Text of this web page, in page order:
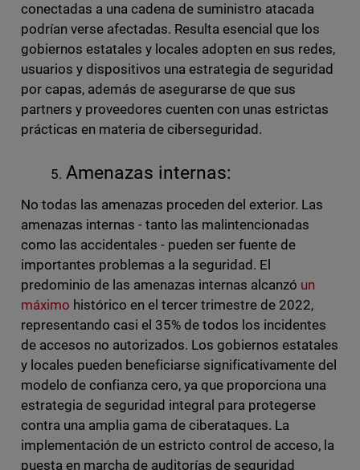
conectadas a una cadena de suministro atacada
podrían verse afectadas. Resulta esencial que los
gobiernos estatales y locales adopten en sus redes,
usuarios y dispositivos una estrategia de seguridad
por capas, además de asegurarse de que sus
partners y proveedores cuenten con unas estrictas
prácticas en materia de ciberseguridad.
Amenazas internas:
No todas las amenazas proceden del exterior. Las
amenazas internas - tanto las malintencionadas
como las accidentales - pueden ser fuente de
importantes problemas a la seguridad. El
predominio de las amenazas internas alcanzó un
máximo histórico en el tercer trimestre de 2022,
representando casi el 35% de todos los incidentes
de accesos no autorizados. Los gobiernos estatales
y locales pueden beneficiarse significativamente del
modelo de confianza cero, ya que proporciona una
estrategia de seguridad integral para protegerse
contra una amplia gama de ciberataques. La
implementación de un estricto control de acceso, la
puesta en marcha de auditorías de seguridad